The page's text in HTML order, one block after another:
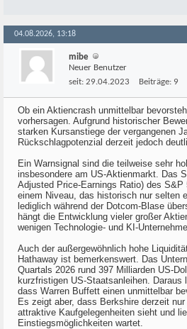
04.08.2026, 13:18
mibe
Neuer Benutzer
seit: 29.04.2023 Beiträge: 9
Ob ein Aktiencrash unmittelbar
vorhersagen. Aufgrund historischer
starken Kursanstiege der vergangenen
Rückschlagpotenzial derzeit jedoch
Ein Warnsignal sind die teilweise sehr
insbesondere am US-Aktienmarkt. Das
Adjusted Price-Earnings Ratio) des
einem Niveau, das historisch nur selten
lediglich während der Dotcom-Blase
hängt die Entwicklung vieler großer
wenigen Technologie- und KI-
Auch der außergewöhnlich hohe
Hathaway ist bemerkenswert. Das
Quartals 2026 rund 397 Milliarden US-
kurzfristigen US-Staatsanleihen.
dass Warren Buffett einen unmittelbar
Es zeigt aber, dass Berkshire derzeit
attraktive Kaufgelegenheiten sieht und
Einstiegsmöglichkeiten wartet.